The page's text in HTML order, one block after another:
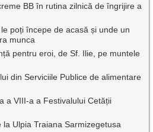
BB în rutina zilnică de îngrijire a
poți începe de acasă și unde un
munca
pentru eroi, de Sf. Ilie, pe muntele
din Serviciile Publice de alimentare
a VIII-a a Festivalului Cetății
Ulpia Traiana Sarmizegetusa